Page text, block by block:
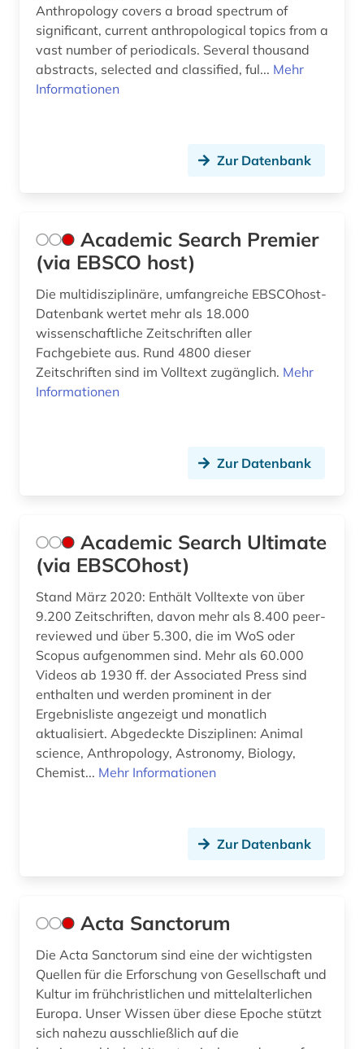
deutsche literatur (2)
deutscher idealismus (1)
deutsches sprachgebiet (2)
die @linke (1)
digitale bibliothek (1)
digitale edition (1)
digitalisate (1)
dī (1)
e-book (2)
e-book-kollektion (1)
e-learning (2)
ebook (2)
elektronische bibliothek (1)
elektronische zeitschrift (13)
elektronisches buch (63)
energieerzeugung (1)
historiker; journalist; autor; revolutionär (1)
england (3)
Anthropology covers a broad spectrum of
significant, current anthropological topics from a
vast number of periodicals. Several thousand
abstracts, selected and classified, ful... Mehr
Informationen
Zur Datenbank
Academic Search Premier
(via EBSCO host)
Die multidisziplinäre, umfangreiche EBSCOhost-
Datenbank wertet mehr als 18.000
wissenschaftliche Zeitschriften aller
Fachgebiete aus. Rund 4800 dieser
Zeitschriften sind im Volltext zugänglich. Mehr
Informationen
Zur Datenbank
Academic Search Ultimate
(via EBSCOhost)
Stand März 2020: Enthält Volltexte von über
9.200 Zeitschriften, davon mehr als 8.400 peer-
reviewed und über 5.300, die im WoS oder
Scopus aufgenommen sind. Mehr als 60.000
Videos ab 1930 ff. der Associated Press sind
enthalten und werden prominent in der
Ergebnisliste angezeigt und monatlich
aktualisiert. Abgedeckte Disziplinen: Animal
science, Anthropology, Astronomy, Biology,
Chemist... Mehr Informationen
Zur Datenbank
Acta Sanctorum
Die Acta Sanctorum sind eine der wichtigsten
Quellen für die Erforschung von Gesellschaft und
Kultur im frühchristlichen und mittelalterlichen
Europa. Unser Wissen über diese Epoche stützt
sich nahezu ausschließlich auf die